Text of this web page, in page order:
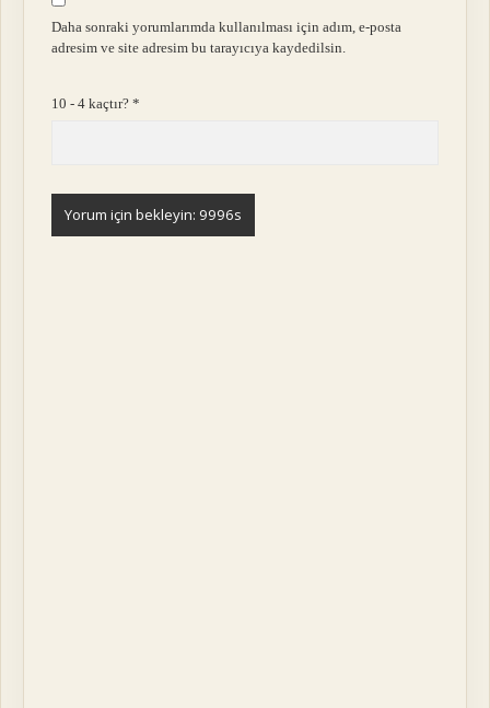
Daha sonraki yorumlarımda kullanılması için adım, e-posta
adresim ve site adresim bu tarayıcıya kaydedilsin.
10 - 4 kaçtır?*